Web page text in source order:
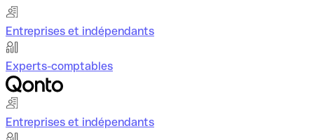
Entreprises et indépendants
Experts-comptables
Entreprises et indépendants